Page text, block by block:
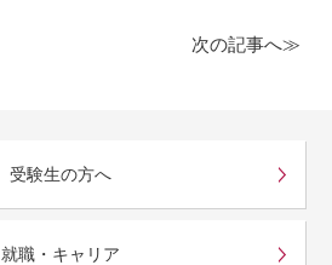
次の記事へ≫
受験生の方へ
就職・キャリア